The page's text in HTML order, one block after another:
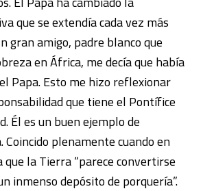
que se extendía cada vez más
gran amigo, padre blanco que
en África, me decía que había
Papa. Esto me hizo reflexionar
que tiene el Pontífice
Él es un buen ejemplo de
Coincido plenamente cuando en
que la Tierra “parece convertirse
inmenso depósito de porquería”.